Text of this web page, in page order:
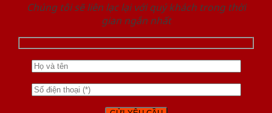
Chúng tôi sẽ liên lạc lại với quý khách trong thời
gian ngắn nhất